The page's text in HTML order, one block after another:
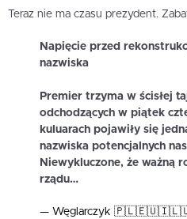
Teraz nie ma czasu prezydent.
Napięcie przed
nazwiska
Premier trzyma w ścisłej
odchodzących w piątek
kuluarach pojawiły się
nazwiska potencjalnych
Niewykluczone, że ważną
rządu…
— Węglarczyk